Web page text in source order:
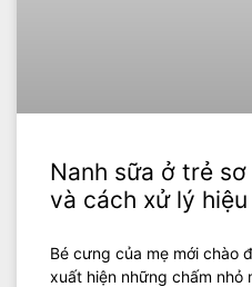
Nanh sữa ở trẻ
và cách xử lý hiệu
Bé cưng của mẹ mới chào
xuất hiện những chấm nhỏ